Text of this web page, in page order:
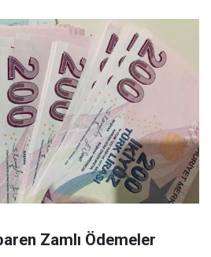
Zamlı Ödemeler